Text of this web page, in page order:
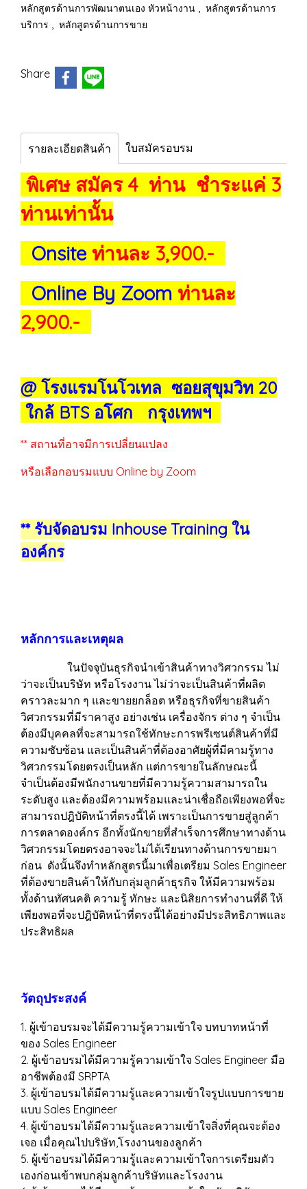
หลักสูตรด้านการพัฒนาตนเอง หัวหน้างาน , หลักสูตรด้านการ
บริการ , หลักสูตรด้านการขาย
Share
รายละเอียดสินค้า ใบสมัครอบรม
พิเศษ สมัคร 4 ท่าน ชำระแค่ 3
ท่านเท่านั้น
Onsite ท่านละ 3,900.-
Online By Zoom ท่านละ
2,900.-
@ โรงแรมโนโวเทล ซอยสุขุมวิท 20
ใกล้ BTS อโศก กรุงเทพฯ
** สถานที่อาจมีการเปลี่ยนแปลง
หรือเลือกอบรมแบบ Online by Zoom
** รับจัดอบรม Inhouse Training ใน
องค์กร
หลักการและเหตุผล
ในปัจจุบันธุรกิจนำเข้าสินค้าทางวิศวกรรม ไม่
ว่าจะเป็นบริษัท หรือโรงงาน ไม่ว่าจะเป็นสินค้าที่ผลิต
คราวละมาก ๆ และขายยกล็อต หรือธุรกิจที่ขายสินค้า
วิศวกรรมที่มีราคาสูง อย่างเช่น เครื่องจักร ต่าง ๆ จำเป็น
ต้องมีบุคคลที่จะสามารถใช้ทักษะการพรีเซนต์สินค้าที่มี
ความซับซ้อน และเป็นสินค้าที่ต้องอาศัยผู้ที่มีคามรู้ทาง
วิศวกรรมโดยตรงเป็นหลัก แต่การขายในลักษณะนี้
จำเป็นต้องมีพนักงานขายที่มีความรู้ความสามารถใน
ระดับสูง และต้องมีความพร้อมและน่าเชื่อถือเพียงพอที่จะ
สามารถปฎิบัติหน้าที่ตรงนี้ได้ เพราะเป็นการขายสู่ลูกค้า
การตลาดองค์กร อีกทั้งนักขายที่สำเร็จการศึกษาทางด้าน
วิศวกรรมโดยตรงอาจจะไม่ได้เรียนทางด้านการขายมา
ก่อน ดังนั้นจึงทำหลักสูตรนี้มาเพื่อเตรียม Sales Engineer
ที่ต้องขายสินค้าให้กับกลุ่มลูกค้าธุรกิจ ให้มีความพร้อม
ทั้งด้านทัศนคติ ความรู้ ทักษะ และนิสิยการทำงานที่ดี ให้
เพียงพอที่จะปฎิบัติหน้าที่ตรงนี้ได้อย่างมีประสิทธิภาพและ
ประสิทธิผล
วัตถุประสงค์
1. ผู้เข้าอบรมจะได้มีความรู้ความเข้าใจ บทบาทหน้าที่
ของ Sales Engineer
2. ผู้เข้าอบรมได้มีความรู้ความเข้าใจ Sales Engineer มือ
อาชีพต้องมี SRPTA
3. ผู้เข้าอบรมได้มีความรู้และความเข้าใจรูปแบบการขาย
แบบ Sales Engineer
4. ผู้เข้าอบรมได้มีความรู้และความเข้าใจสิ่งที่คุณจะต้อง
เจอ เมื่อคุณไปบริษัท,โรงงานของลูกค้า
5. ผู้เข้าอบรมได้มีความรู้และความเข้าใจการเตรียมตัว
เองก่อนเข้าพบกลุ่มลูกค้าบริษัทและโรงงาน